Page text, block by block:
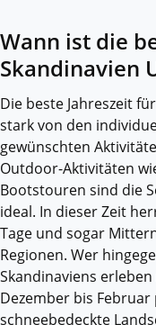
Wann ist die
Skandinavien
Die beste Jahreszeit
stark von den
gewünschten
Outdoor-Aktivitäten
Bootstouren sind die
ideal. In dieser Zeit
Tage und sogar
Regionen. Wer
Skandinaviens
Dezember bis
schneebedeckte